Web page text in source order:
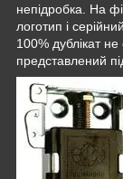
непідробка. На
логотип і
100% дублікат
представлений